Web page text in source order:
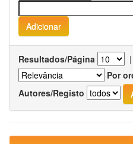
Resultados/Página |
Por
Autores/Registo